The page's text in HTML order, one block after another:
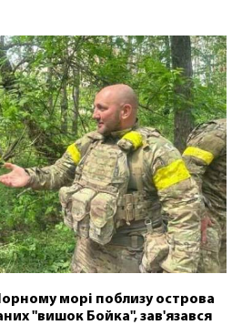
морі поблизу острова
"вишок Бойка", зав'язався